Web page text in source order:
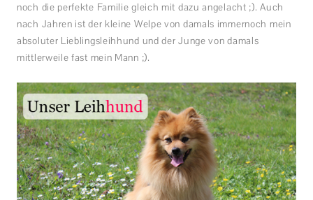
noch die perfekte Familie gleich mit dazu angelacht ;). Auch
nach Jahren ist der kleine Welpe von damals immernoch mein
absoluter Lieblingsleihhund und der Junge von damals
mittlerweile fast mein Mann ;).